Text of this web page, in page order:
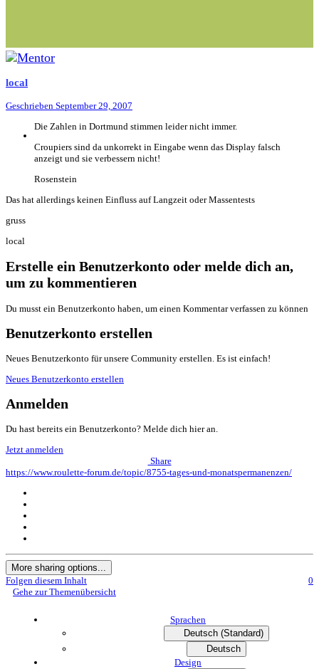
local
Geschrieben September 29, 2007
Die Zahlen in Dortmund stimmen leider nicht immer.
Croupiers sind da unkorrekt in Eingabe wenn das Display falsch
anzeigt und sie verbessern nicht!
Rosenstein
Das hat allerdings keinen Einfluss auf Langzeit oder Massentests
gruss
local
Erstelle ein Benutzerkonto oder melde dich an,
um zu kommentieren
Du musst ein Benutzerkonto haben, um einen Kommentar verfassen zu können
Benutzerkonto erstellen
Neues Benutzerkonto für unsere Community erstellen. Es ist einfach!
Neues Benutzerkonto erstellen
Anmelden
Du hast bereits ein Benutzerkonto? Melde dich hier an.
Jetzt anmelden
Share
https://www.roulette-forum.de/topic/8755-tages-und-monatspermanenzen/
More sharing options...
Folgen diesem Inhalt
0
Gehe zur Themenübersicht
Sprachen
Deutsch (Standard)
Deutsch
Design